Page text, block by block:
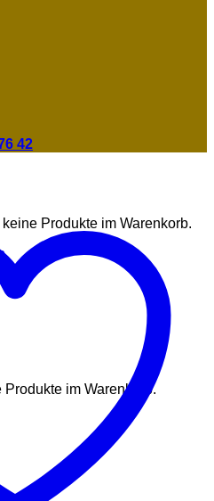
Produkte im Warenkorb.
im Warenkorb.
42